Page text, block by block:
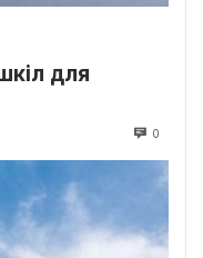
для
0